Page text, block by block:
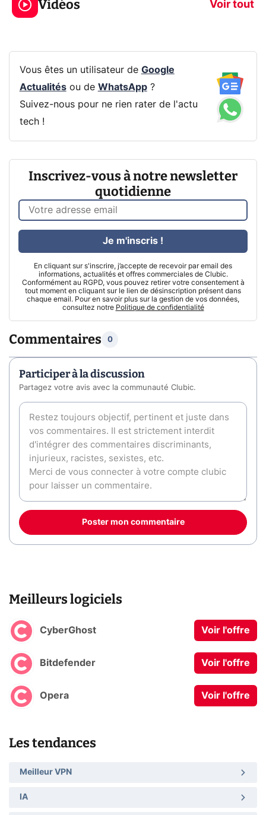
Vidéos Voir tout
prochaine Xbox ! navigation
Vous êtes un utilisateur de Google
Actualitésou de WhatsApp?
Suivez-nous pour ne rien rater de l'actu
tech !
Inscrivez-vous à notre newsletter
quotidienne
En cliquant sur s'inscrire, j’accepte de recevoir par email des
informations, actualités et offres commerciales de Clubic.
Conformément au RGPD, vous pouvez retirer votre consentement à
tout moment en cliquant sur le lien de désinscription présent dans
chaque email. Pour en savoir plus sur la gestion de vos données,
consultez notre Politique de confidentialité
Je m'inscris !
Commentaires 0
Participer à la discussion
Partagez votre avis avec la communauté Clubic.
Poster mon commentaire
Meilleurs logiciels
CyberGhost Voir l'offre
Bitdefender Voir l'offre
Opera Voir l'offre
Les tendances
Meilleur VPN
IA